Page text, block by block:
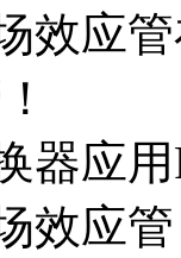
效应
器应
效应